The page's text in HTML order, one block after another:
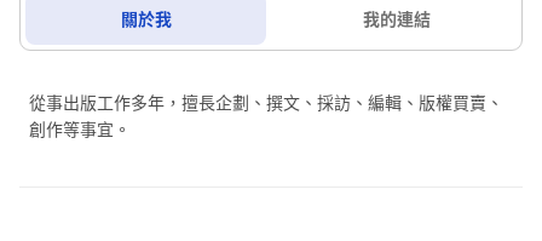
關於我 我的連結
從事出版工作多年，擅長企劃、撰文、採訪、編輯、版權買賣、
創作等事宜。